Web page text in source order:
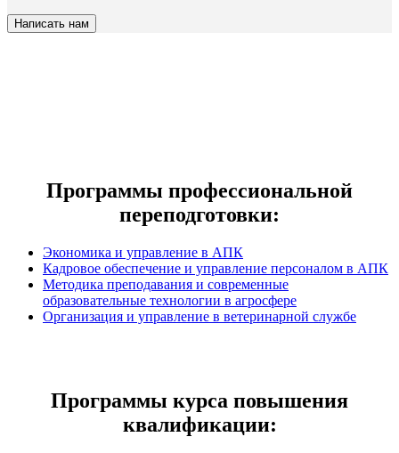
Написать нам
Программы профессиональной
переподготовки:
Экономика и управление в АПК
Кадровое обеспечение и управление персоналом в АПК
Методика преподавания и современные
образовательные технологии в агросфере
Организация и управление в ветеринарной службе
Программы курса повышения
квалификации: